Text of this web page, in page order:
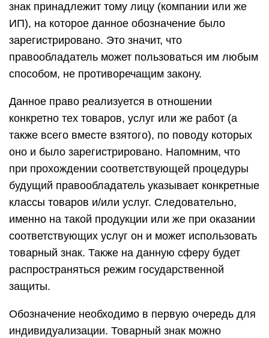
знак принадлежит тому лицу (компании или же
ИП), на которое данное обозначение было
зарегистрировано. Это значит, что
правообладатель может пользоваться им любым
способом, не противоречащим закону.
Данное право реализуется в отношении
конкретно тех товаров, услуг или же работ (а
также всего вместе взятого), по поводу которых
оно и было зарегистрировано. Напомним, что
при прохождении соответствующей процедуры
будущий правообладатель указывает конкретные
классы товаров и/или услуг. Следовательно,
именно на такой продукции или же при оказании
соответствующих услуг он и может использовать
товарный знак. Также на данную сферу будет
распространяться режим государственной
защиты.
Обозначение необходимо в первую очередь для
индивидуализации. Товарный знак можно